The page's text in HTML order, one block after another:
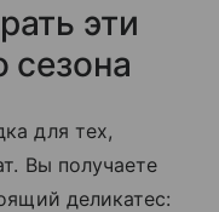
эти
сезона
для тех,
Вы получаете
деликатес: